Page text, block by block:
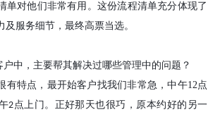
单对他们非常有用。这份流程清单充分体现了
服务细节，最终高票当选。
户中，主要帮其解决过哪些管理中的问题？
有特点，最开始客户找我们非常急，中午12点
2点上门。正好那天也很巧，原本约好的另一